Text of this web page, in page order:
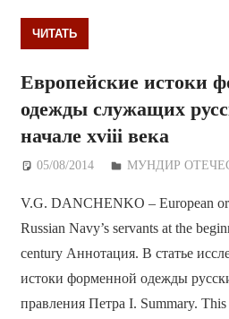
ЧИТАТЬ
Европейские истоки
одежды служащих
начале хviii века
05/08/2014 Дежурный по
МУНДИР
V.G. DANCHENKO – European
Russian Navy’s servants at the
century Аннотация. В статье
истоки форменной одежды
правления Петра I. Summary. This